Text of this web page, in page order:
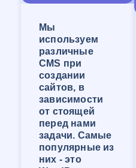
Компания WEB-
сайт, отвечающий
решающий
организации. У нас
сайтов любой
Создание
Коломне
Сайт-визитка — это
сайтов. Размер и
практически любого
примитивного сайта с
перечнем услуг до
Мы
используем
различные
CMS при
создании
сайтов, в
зависимости
от стоящей
перед нами
задачи. Самые
популярные из
них - это